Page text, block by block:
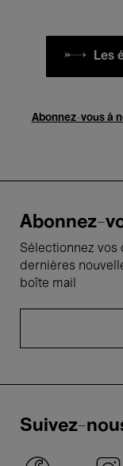
Les
Abonnez-vous à
Abonnez-
Sélectionnez vos
dernières
boîte mail
Suivez-